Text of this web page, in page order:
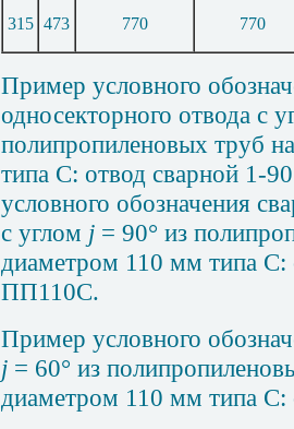
315 473 770 770
Пример условного
односекторного отвода с
полипропиленовых труб
типа С: отвод сварной 1-
условного обозначения
с углом j = 90° из
диаметром 110 мм типа С:
ПП110С.
Пример условного
j = 60° из
диаметром 110 мм типа